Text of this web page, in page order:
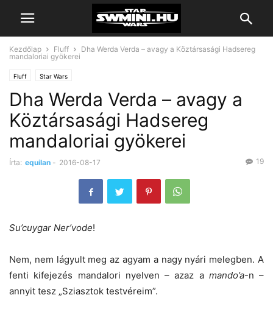
Kezdőlap Fluff
Dha Werda Verda – avagy a Köztársasági Hadsereg
mandaloriai gyökerei
Fluff Star Wars
Dha Werda Verda – avagy a
Köztársasági Hadsereg
mandaloriai gyökerei
Írta: equilan - 2016-08-17 19
Su’cuygar Ner’vode!
Nem, nem lágyult meg az agyam a nagy nyári melegben. A
fenti kifejezés mandalori nyelven – azaz a mando’a-n –
annyit tesz „Sziasztok testvéreim”.